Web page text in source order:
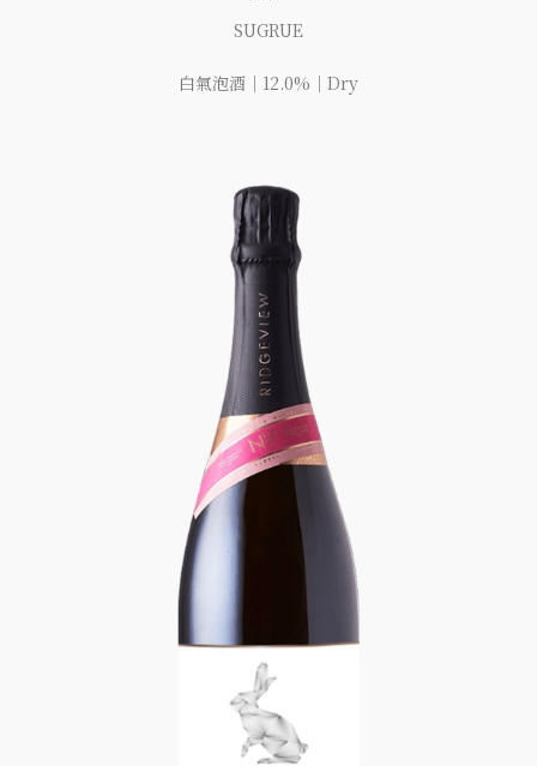
SUGRUE
白氣泡酒｜12.0%｜Dry